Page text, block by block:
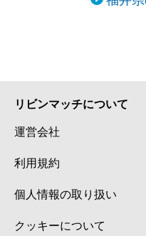
リビンマッチについて
運営会社
利用規約
個人情報の取り扱い
クッキーについて